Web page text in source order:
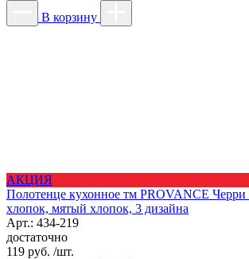
В корзину
АКЦИЯ
Полотенце кухонное тм PROVANCE Черри
хлопок, мятый хлопок, 3 дизайна
Арт.: 434-219
достаточно
119 руб. /шт.